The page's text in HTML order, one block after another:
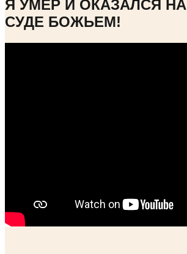
Я УМЕР И ОКАЗАЛСЯ НА
СУДЕ БОЖЬЕМ!